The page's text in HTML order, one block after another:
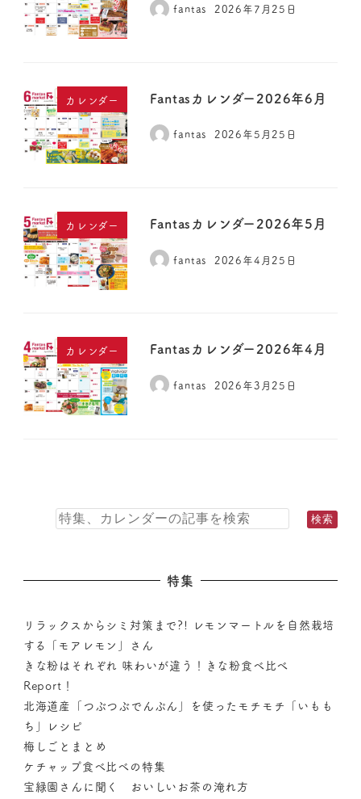
fantas 2026年7月25日
カレンダー Fantasカレンダー2026年6月
fantas 2026年5月25日
カレンダー Fantasカレンダー2026年5月
fantas 2026年4月25日
カレンダー Fantasカレンダー2026年4月
fantas 2026年3月25日
特集
リラックスからシミ対策まで?! レモンマートルを自然栽培
する「モアレモン」さん
きな粉はそれぞれ 味わいが違う！きな粉食べ比べ
Report！
北海道産「つぶつぶでんぷん」を使ったモチモチ「いもも
ち」レシピ
梅しごとまとめ
ケチャップ食べ比べの特集
宝緑園さんに聞く おいしいお茶の淹れ方